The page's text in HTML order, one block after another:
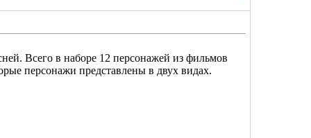
Всего в наборе 12 персонажей из фильмов
персонажи представлены в двух видах.